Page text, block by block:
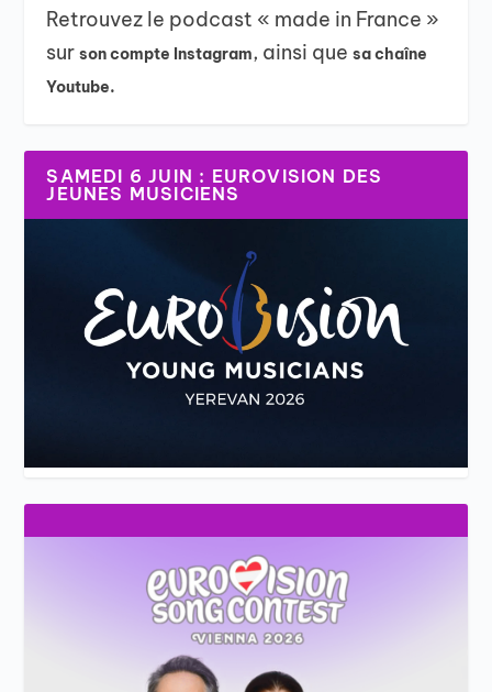
Retrouvez le podcast « made in France »
surson compte Instagram, ainsi quesa chaîne
Youtube.
SAMEDI 6 JUIN : EUROVISION DES
JEUNES MUSICIENS